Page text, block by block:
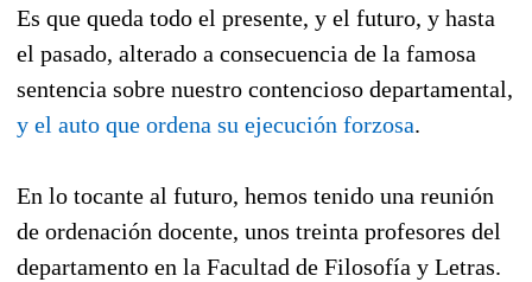
Es que queda todo el presente, y el futuro, y hasta
el pasado, alterado a consecuencia de la famosa
sentencia sobre nuestro contencioso departamental,
y el auto que ordena su ejecución forzosa.
En lo tocante al futuro, hemos tenido una reunión
de ordenación docente, unos treinta profesores del
departamento en la Facultad de Filosofía y Letras.